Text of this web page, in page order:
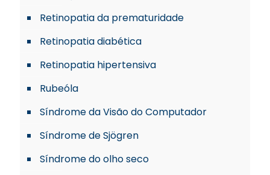
Retinopatia da prematuridade
Retinopatia diabética
Retinopatia hipertensiva
Rubeóla
Síndrome da Visão do Computador
Síndrome de Sjögren
Síndrome do olho seco